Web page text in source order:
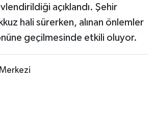
açıklandı. Şehir
hali sürerken, alınan önlemler
geçilmesinde etkili oluyor.